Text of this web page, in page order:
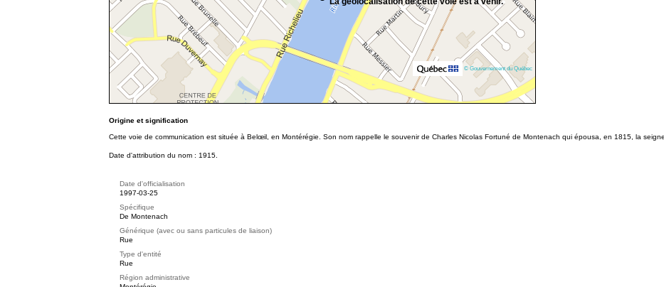
© Gouvernement du Québec
Origine et signification
Cette voie de communication est située à Belœil, en Montérégie. Son nom rappelle le souvenir de Charles Nicolas Fortuné de Montenach qui épousa, en 1815, la
Date d'attribution du nom : 1915.
Date d'officialisation
1997-03-25
Spécifique
De Montenach
Générique (avec ou sans particules de liaison)
Rue
Type d'entité
Rue
Région administrative